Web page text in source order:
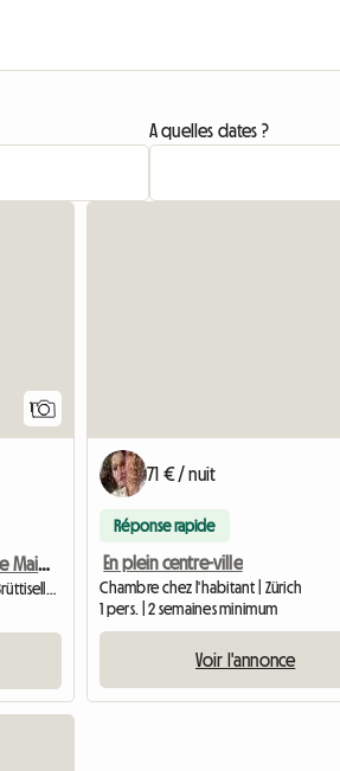
A quelles dates ?
1
Une Pièce Dans Une Belle Maison
Chambre chez l'habitant | Wangen-Brüttisellen (8602) | 20 M2
71 € / nuit
Réponse rapide
En plein centre-ville
Chambre chez l'habitant | Zürich
1 pers. | 2 semaines minimum
Voir l'annonce